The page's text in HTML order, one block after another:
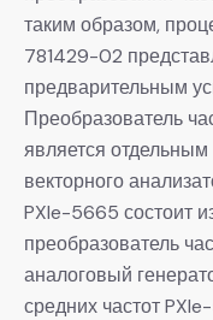
таким образом,
781429-02
предварительным
Преобразователь
является
векторного
PXIe-5665 состоит
преобразователь
аналоговый
средних частот